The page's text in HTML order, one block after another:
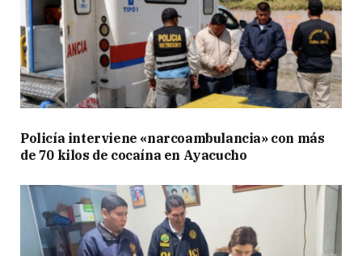
Policía interviene «narcoambulancia» con más
de 70 kilos de cocaína en Ayacucho